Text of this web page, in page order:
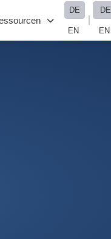
DE
EN
DE
EN